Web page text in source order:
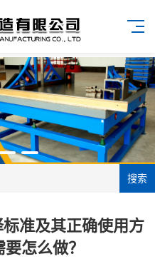
搜索
准及其正确使用方
怎么做？